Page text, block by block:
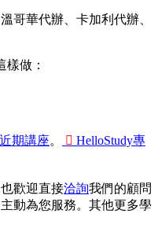
哥華代辦、卡加利代辦、
做：
近期講座。  HelloStudy專
歡迎直接洽詢我們的顧問
動為您服務。其他更多學